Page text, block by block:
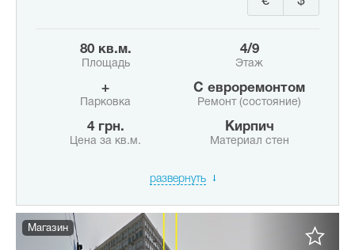
80 кв.м.
Площадь
4/9
Этаж
+
Парковка
с евроремонтом
Ремонт (состояние)
4 грн.
Цена за кв.м.
Кирпич
Материал стен
развернуть
Магазин